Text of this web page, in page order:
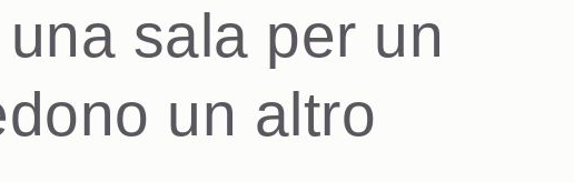
sala per un
un altro